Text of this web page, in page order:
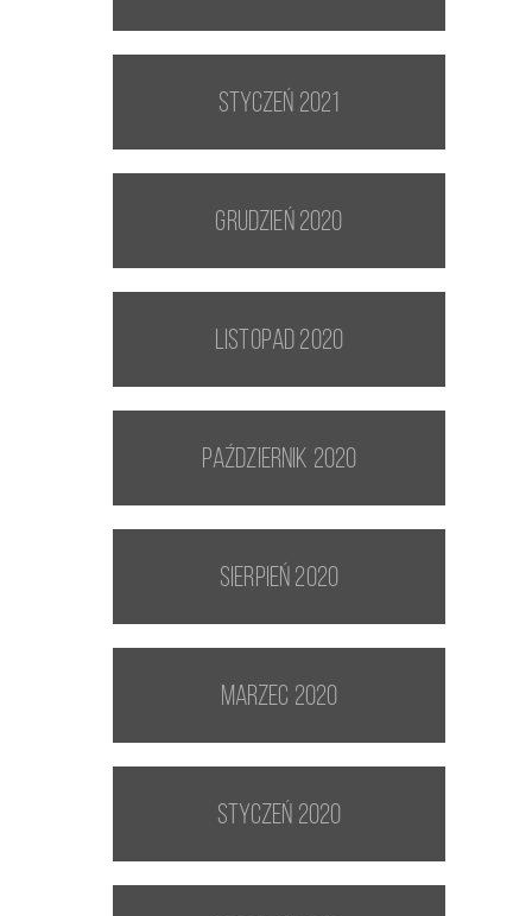
styczeń 2021
grudzień 2020
listopad 2020
październik 2020
sierpień 2020
marzec 2020
styczeń 2020